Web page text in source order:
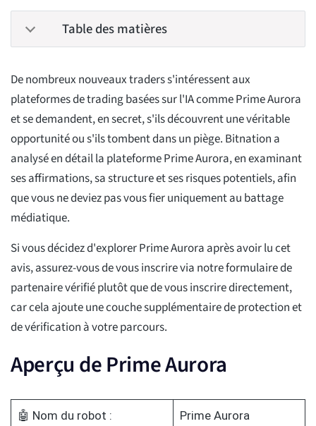
Table des matières
De nombreux nouveaux traders s'intéressent aux
plateformes de trading basées sur l'IA comme Prime Aurora
et se demandent, en secret, s'ils découvrent une véritable
opportunité ou s'ils tombent dans un piège. Bitnation a
analysé en détail la plateforme Prime Aurora, en examinant
ses affirmations, sa structure et ses risques potentiels, afin
que vous ne deviez pas vous fier uniquement au battage
médiatique.
Si vous décidez d'explorer Prime Aurora après avoir lu cet
avis, assurez-vous de vous inscrire via notre formulaire de
partenaire vérifié plutôt que de vous inscrire directement,
car cela ajoute une couche supplémentaire de protection et
de vérification à votre parcours.
Aperçu de Prime Aurora
🤖 Nom du robot : Prime Aurora